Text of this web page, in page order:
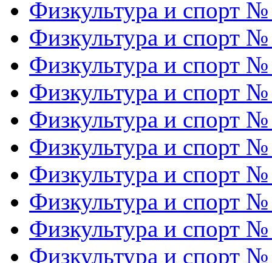
Физкультура и спорт
Физкультура и спорт
Физкультура и спорт
Физкультура и спорт
Физкультура и спорт
Физкультура и спорт
Физкультура и спорт
Физкультура и спорт
Физкультура и спорт
Физкультура и спорт